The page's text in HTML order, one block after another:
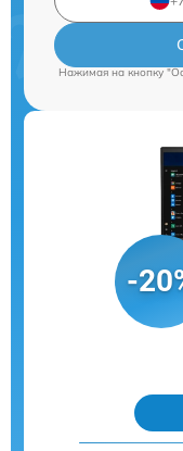
Нажимая на кнопку
-